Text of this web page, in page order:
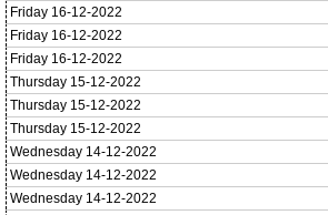
Friday 16-12-2022
Friday 16-12-2022
Friday 16-12-2022
Thursday 15-12-2022
Thursday 15-12-2022
Thursday 15-12-2022
Wednesday 14-12-2022
Wednesday 14-12-2022
Wednesday 14-12-2022